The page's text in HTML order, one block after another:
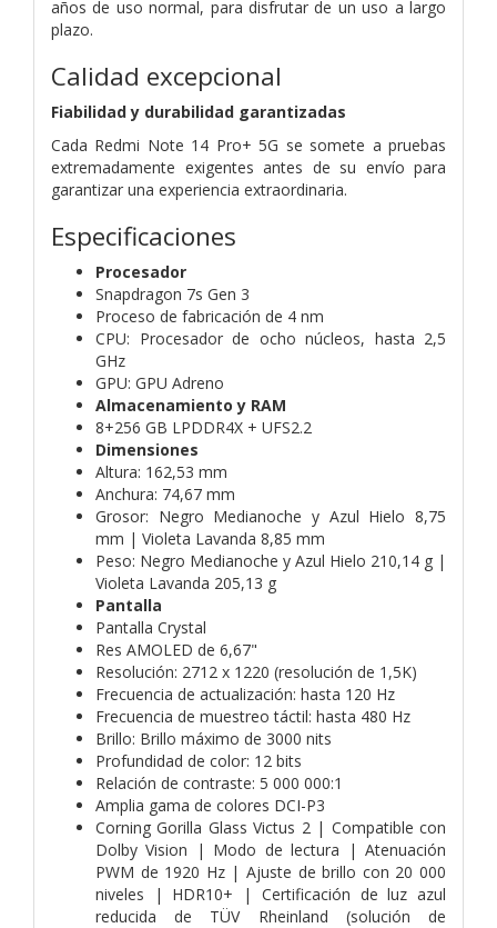
años de uso normal, para disfrutar de un uso a largo
plazo.
Calidad excepcional
Fiabilidad y durabilidad garantizadas
Cada Redmi Note 14 Pro+ 5G se somete a pruebas
extremadamente exigentes antes de su envío para
garantizar una experiencia extraordinaria.
Especificaciones
Procesador
Snapdragon 7s Gen 3
Proceso de fabricación de 4 nm
CPU: Procesador de ocho núcleos, hasta 2,5
GHz
GPU: GPU Adreno
Almacenamiento y RAM
8+256 GB LPDDR4X + UFS2.2
Dimensiones
Altura: 162,53 mm
Anchura: 74,67 mm
Grosor: Negro Medianoche y Azul Hielo 8,75
mm | Violeta Lavanda 8,85 mm
Peso: Negro Medianoche y Azul Hielo 210,14 g |
Violeta Lavanda 205,13 g
Pantalla
Pantalla Crystal
Res AMOLED de 6,67"
Resolución: 2712 x 1220 (resolución de 1,5K)
Frecuencia de actualización: hasta 120 Hz
Frecuencia de muestreo táctil: hasta 480 Hz
Brillo: Brillo máximo de 3000 nits
Profundidad de color: 12 bits
Relación de contraste: 5 000 000:1
Amplia gama de colores DCI-P3
Corning Gorilla Glass Victus 2 | Compatible con
Dolby Vision | Modo de lectura | Atenuación
PWM de 1920 Hz | Ajuste de brillo con 20 000
niveles | HDR10+ | Certificación de luz azul
reducida de TÜV Rheinland (solución de